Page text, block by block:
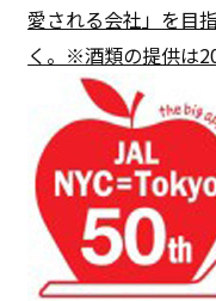
愛される会社」を目
く。※酒類の提供は